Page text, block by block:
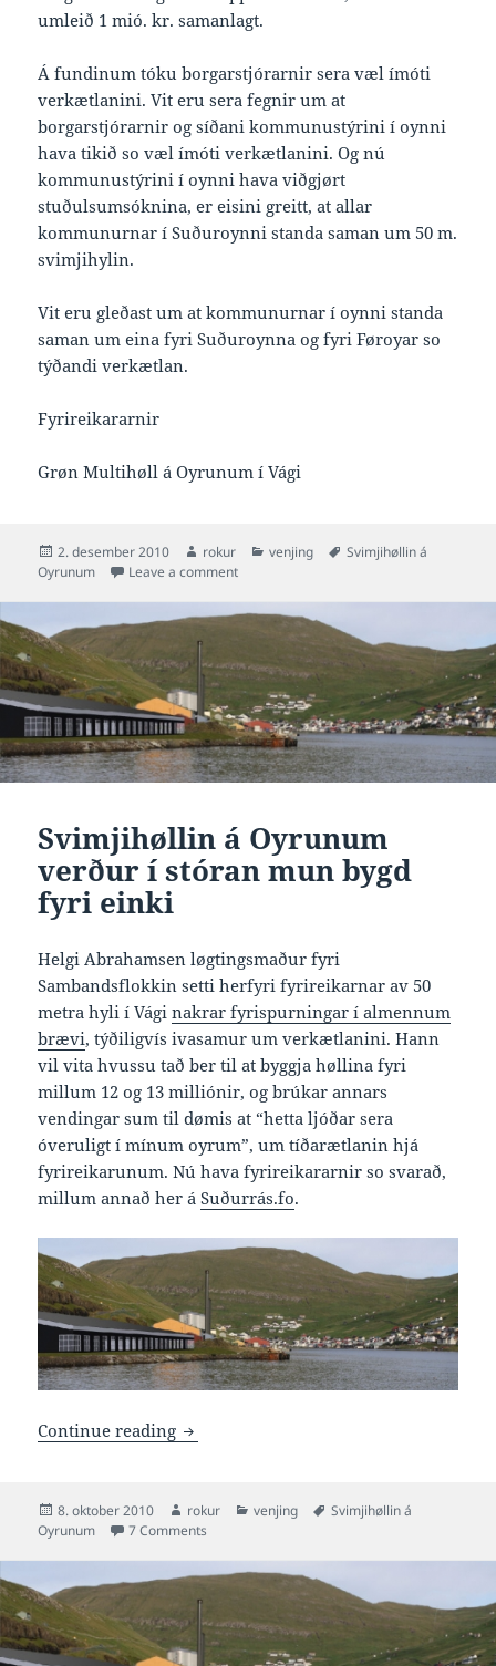
umleið 1 mió. kr. samanlagt.
Á fundinum tóku borgarstjórarnir sera væl ímóti
verkætlanini. Vit eru sera fegnir um at
borgarstjórarnir og síðani kommunustýrini í oynni
hava tikið so væl ímóti verkætlanini. Og nú
kommunustýrini í oynni hava viðgjørt
stuðulsumsóknina, er eisini greitt, at allar
kommunurnar í Suðuroynni standa saman um 50 m.
svimjihylin.
Vit eru gleðast um at kommunurnar í oynni standa
saman um eina fyri Suðuroynna og fyri Føroyar so
týðandi verkætlan.
Fyrireikararnir
Grøn Multihøll á Oyrunum í Vági
Posted
on
2. desember 2010 Author
rokur Categories
venjing Tags
Svimjihøllin á
Oyrunum
Leave a commenton Kommunurnar í Suðuroynni standa
Svimjihøllin á Oyrunum
verður í stóran mun bygd
fyri einki
Helgi Abrahamsen løgtingsmaður fyri
Sambandsflokkin setti herfyri fyrireikarnar av 50
metra hyli í Váginakrar fyrispurningar í almennum
brævi, týðiligvís ivasamur um verkætlanini. Hann
vil vita hvussu tað ber til at byggja høllina fyri
millum 12 og 13 milliónir, og brúkar annars
vendingar sum til dømis at “hetta ljóðar sera
óveruligt í mínum oyrum”, um tíðarætlanin hjá
fyrireikarunum. Nú hava fyrireikararnir so svarað,
millum annað her áSuðurrás.fo.
Continue reading Svimjihøllin á Oyrunum verður í
Posted
on
8. oktober 2010 Author
rokur Categories
venjing Tags
Svimjihøllin á
Oyrunum
7 Comments